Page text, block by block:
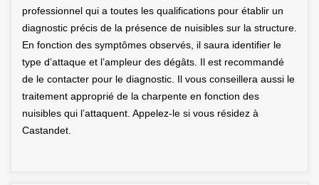
professionnel qui a toutes les qualifications pour établir un
diagnostic précis de la présence de nuisibles sur la structure.
En fonction des symptômes observés, il saura identifier le
type d’attaque et l’ampleur des dégâts. Il est recommandé
de le contacter pour le diagnostic. Il vous conseillera aussi le
traitement approprié de la charpente en fonction des
nuisibles qui l’attaquent. Appelez-le si vous résidez à
Castandet.